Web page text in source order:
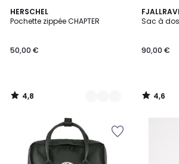
HERSCHEL
Pochette zippée CHAPTER
50,00 €
4,8
/ 5
2
Couleurs
4,8
/
Sac à dos
90,00 €
4,6
/ 5
4
Couleurs
4,6
/